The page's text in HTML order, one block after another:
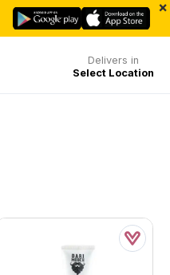
×
Delivers in
Select Location